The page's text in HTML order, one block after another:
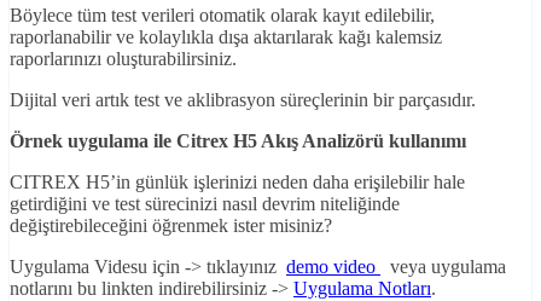
Böylece tüm test verileri otomatik olarak kayıt edilebilir,
raporlanabilir ve kolaylıkla dışa aktarılarak kağı kalemsiz
raporlarınızı oluşturabilirsiniz.
Dijital veri artık test ve aklibrasyon süreçlerinin bir parçasıdır.
Örnek uygulama ile Citrex H5 Akış Analizörü kullanımı
CITREX H5’in günlük işlerinizi neden daha erişilebilir hale
getirdiğini ve test sürecinizi nasıl devrim niteliğinde
değiştirebileceğini öğrenmek ister misiniz?
Uygulama Videsu için -> tıklayınız demo video
veya uygulama
notlarını bu linkten indirebilirsiniz -> Uygulama Notları.